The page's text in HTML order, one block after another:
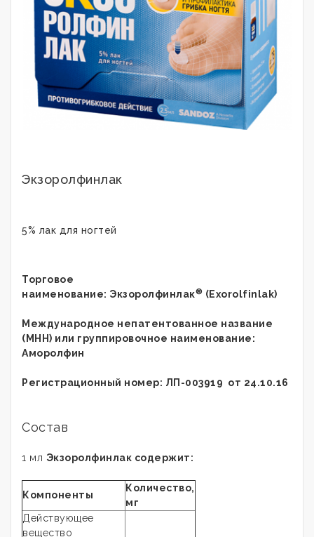
Экзоролфинлак
5% лак для ногтей
Торговое
наименование: Экзоролфинлак® (Exorolfinlak)
Международное непатентованное название
(МНН) или группировочное наименование:
Аморолфин
Регистрационный номер: ЛП-003919 от 24.10.16
Состав
1 мл Экзоролфинлак содержит:
Компоненты
Количество,
мг
Действующее
вещество